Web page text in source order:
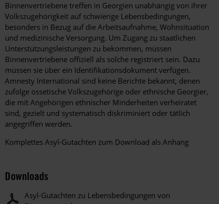
Binnenvertriebene treffen in Georgien unabhängig von ihrer
Volkszugehörigkeit auf schwierige Lebensbedingungen,
besonders in Bezug auf die Arbeitsaufnahme, Wohnsituation
und medizinische Versorgung. Um Zugang zu staatlichen
Unterstützungsleistungen zu bekommen, müssen
Binnenvertriebene offiziell als solche registriert sein. Dazu
müssen sie über ein Identifikationsdokument verfügen.
Amnesty International sind keine Berichte bekannt, denen
zufolge ossetische Volkszugehörige oder ethnische Georgier,
die mit Angehörigen ethnischer Minderheiten verheiratet
sind, gezielt und systematisch diskriminiert oder tätlich
angegriffen werden.
Komplettes Asyl-Gutachten zum Download als Anhang
Downloads
Asyl-Gutachten zu Lebensbedingungen von